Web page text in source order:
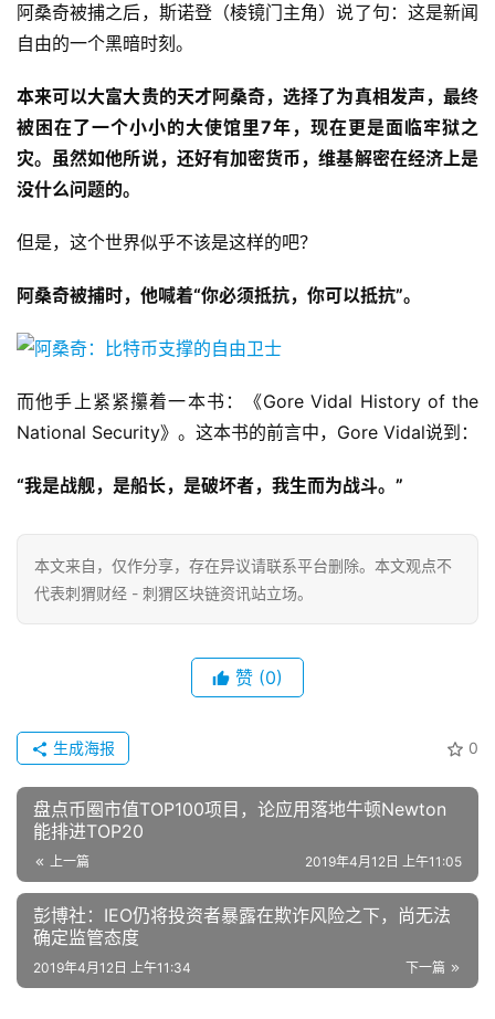
阿桑奇被捕之后，斯诺登（棱镜门主角）说了句：这是新闻
自由的一个黑暗时刻。
本来可以大富大贵的天才阿桑奇，选择了为真相发声，最终
被困在了一个小小的大使馆里7年，现在更是面临牢狱之
灾。虽然如他所说，还好有加密货币，维基解密在经济上是
没什么问题的。
但是，这个世界似乎不该是这样的吧？
阿桑奇被捕时，他喊着“你必须抵抗，你可以抵抗”。
而他手上紧紧攥着一本书：《Gore Vidal History of the
National Security》。这本书的前言中，Gore Vidal说到：
“我是战舰，是船长，是破坏者，我生而为战斗。”
本文来自 ，仅作分享，存在异议请联系平台删除。本文观点不
代表刺猬财经 - 刺猬区块链资讯站立场。
赞 (0)
0
生成海报
盘点币圈市值TOP100项目，论应用落地牛顿Newton
能排进TOP20
上一篇 2019年4月12日 上午11:05
彭博社：IEO仍将投资者暴露在欺诈风险之下，尚无法
确定监管态度
下一篇
2019年4月12日 上午11:34